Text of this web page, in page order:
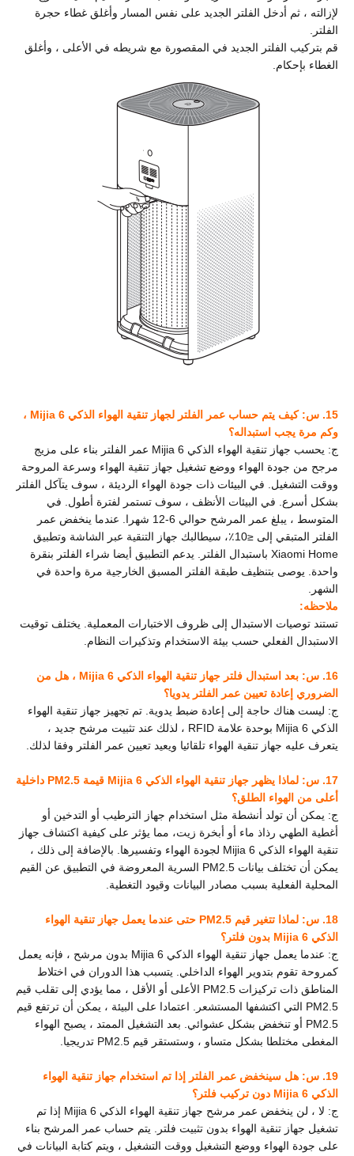
لإزالته ، ثم أدخل الفلتر الجديد على نفس المسار وأغلق غطاء حجرة
الفلتر.
قم بتركيب الفلتر الجديد في المقصورة مع شريطه في الأعلى ، وأغلق
الغطاء بإحكام.
15. س: كيف يتم حساب عمر الفلتر لجهاز تنقية الهواء الذكي Mijia 6 ،
وكم مرة يجب استبداله؟
ج: يحسب جهاز تنقية الهواء الذكي Mijia 6 عمر الفلتر بناء على مزيج
مرجح من جودة الهواء ووضع تشغيل جهاز تنقية الهواء وسرعة المروحة
ووقت التشغيل. في البيئات ذات جودة الهواء الرديئة ، سوف يتآكل الفلتر
بشكل أسرع. في البيئات الأنظف ، سوف تستمر لفترة أطول. في
المتوسط ، يبلغ عمر المرشح حوالي 6-12 شهرا. عندما ينخفض عمر
الفلتر المتبقي إلى ≤10٪، سيطالبك جهاز التنقية عبر الشاشة وتطبيق
Xiaomi Home باستبدال الفلتر. يدعم التطبيق أيضا شراء الفلتر بنقرة
واحدة. يوصى بتنظيف طبقة الفلتر المسبق الخارجية مرة واحدة في
الشهر.
ملاحظه:
تستند توصيات الاستبدال إلى ظروف الاختبارات المعملية. يختلف توقيت
الاستبدال الفعلي حسب بيئة الاستخدام وتذكيرات النظام.
16. س: بعد استبدال فلتر جهاز تنقية الهواء الذكي Mijia 6 ، هل من
الضروري إعادة تعيين عمر الفلتر يدويا؟
ج: ليست هناك حاجة إلى إعادة ضبط يدوية. تم تجهيز جهاز تنقية الهواء
الذكي Mijia 6 بوحدة علامة RFID ، لذلك عند تثبيت مرشح جديد ،
يتعرف عليه جهاز تنقية الهواء تلقائيا ويعيد تعيين عمر الفلتر وفقا لذلك.
17. س: لماذا يظهر جهاز تنقية الهواء الذكي Mijia 6 قيمة PM2.5 داخلية
أعلى من الهواء الطلق؟
ج: يمكن أن تولد أنشطة مثل استخدام جهاز الترطيب أو التدخين أو
أغطية الطهي رذاذ ماء أو أبخرة زيت، مما يؤثر على كيفية اكتشاف جهاز
تنقية الهواء الذكي Mijia 6 لجودة الهواء وتفسيرها. بالإضافة إلى ذلك ،
يمكن أن تختلف بيانات PM2.5 السرية المعروضة في التطبيق عن القيم
المحلية الفعلية بسبب مصادر البيانات وقيود التغطية.
18. س: لماذا تتغير قيم PM2.5 حتى عندما يعمل جهاز تنقية الهواء
الذكي Mijia 6 بدون فلتر؟
ج: عندما يعمل جهاز تنقية الهواء الذكي Mijia 6 بدون مرشح ، فإنه يعمل
كمروحة تقوم بتدوير الهواء الداخلي. يتسبب هذا الدوران في اختلاط
المناطق ذات تركيزات PM2.5 الأعلى أو الأقل ، مما يؤدي إلى تقلب قيم
PM2.5 التي اكتشفها المستشعر. اعتمادا على البيئة ، يمكن أن ترتفع قيم
PM2.5 أو تنخفض بشكل عشوائي. بعد التشغيل الممتد ، يصبح الهواء
المغطى مختلطا بشكل متساو ، وستستقر قيم PM2.5 تدريجيا.
19. س: هل سينخفض عمر الفلتر إذا تم استخدام جهاز تنقية الهواء
الذكي Mijia 6 دون تركيب فلتر؟
ج: لا ، لن ينخفض عمر مرشح جهاز تنقية الهواء الذكي Mijia 6
إذا تم
تشغيل جهاز تنقية الهواء بدون تثبيت فلتر. يتم حساب عمر المرشح بناء
على جودة الهواء ووضع التشغيل ووقت التشغيل ، ويتم كتابة البيانات في